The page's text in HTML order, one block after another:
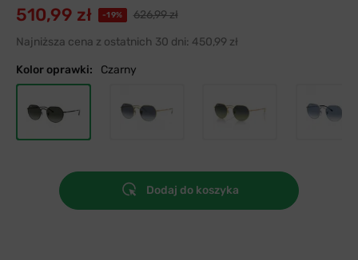
510,99 zł -19%
626,99 zł
Najniższa cena z ostatnich 30 dni: 450,99 zł
Kolor oprawki: Czarny
Dodaj do koszyka